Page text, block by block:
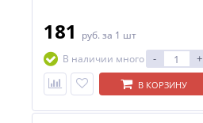
181 руб. за 1 шт
В наличии много
- +
В КОРЗИНУ